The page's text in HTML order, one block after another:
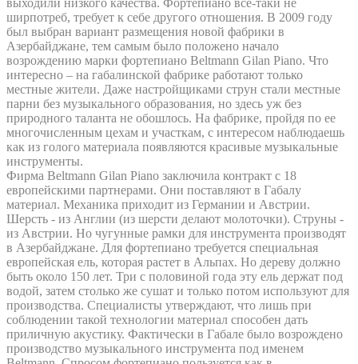
ширпотреб, требует к себе другого отношения. В 2009 году
был выбран вариант размещения новой фабрики в
Азербайджане, тем самым было положено начало
возрождению марки фортепиано Beltmann Gilan Piano. Что
интересно – на габалинской фабрике работают только
местные жители. Даже настройщиками струн стали местные
парни без музыкального образования, но здесь уж без
природного таланта не обошлось. На фабрике, пройдя по ее
многочисленным цехам и участкам, с интересом наблюдаешь
как из голого материала появляются красивые музыкальные
инструменты.
Фирма Beltmann Gilan Piano заключила контракт с 18
европейскими партнерами. Они поставляют в Габалу
материал. Механика приходит из Германии и Австрии.
Шерсть - из Англии (из шерсти делают молоточки). Струны -
из Австрии. Но чугунные рамки для инструмента производят
в Азербайджане. Для фортепиано требуется специальная
европейская ель, которая растет в Альпах. Но дереву должно
быть около 150 лет. Три с половиной года эту ель держат под
водой, затем столько же сушат и только потом используют для
производства. Специалисты утверждают, что лишь при
соблюдении такой технологии материал способен дать
приличную акустику. Фактически в Габале было возрождено
производство музыкального инструмента под именем